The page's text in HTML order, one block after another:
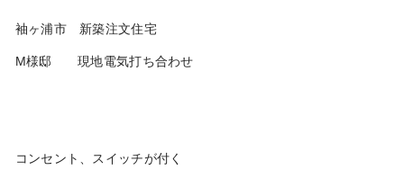
袖ヶ浦市 新築注文住宅
M様邸 現地電気打ち合わせ
コンセント、スイッチが付く